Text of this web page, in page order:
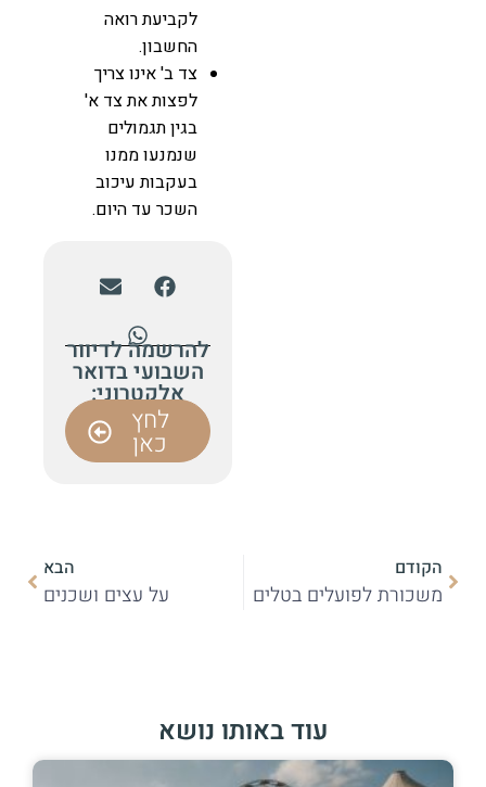
לקביעת רואה
החשבון.
צד ב' אינו צריך
לפצות את צד א'
בגין תגמולים
שנמנעו ממנו
בעקבות עיכוב
השכר עד היום.
להרשמה לדיוור
השבועי בדואר
אלקטרוני:
לחץ
כאן
הקודם
משכורת לפועלים בטלים
הבא
על עצים ושכנים
עוד באותו נושא